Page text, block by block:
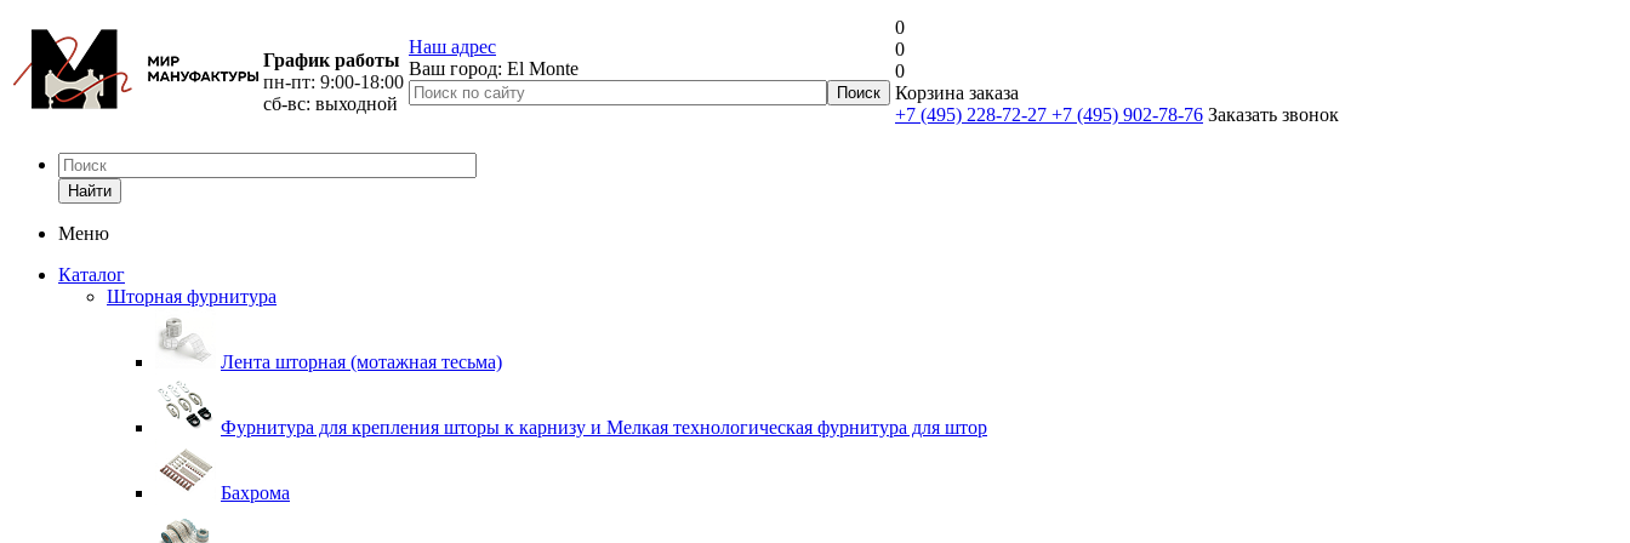
График работы
пн-пт: 9:00-18:00
сб-вс: выходной
Наш адрес
Ваш город: El Monte
0
0
0
Корзина заказа
+7 (495) 228-72-27 +7 (495) 902-78-76 Заказать звонок
Найти
Меню
Каталог
Шторная фурнитура
Лента шторная (мотажная тесьма)
Фурнитура для крепления шторы к карнизу и Мелкая технологическая фурнитура для штор
Бахрома